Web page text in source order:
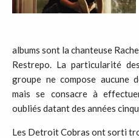
albums sont la chanteuse
Restrepo. La particularité
groupe ne compose aucune
mais se consacre à
oubliés datant des années
Les Detroit Cobras ont sorti